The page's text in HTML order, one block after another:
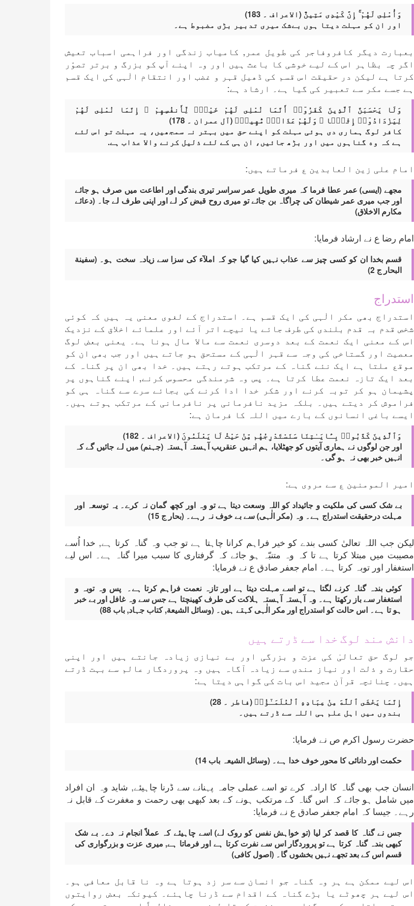
وَأُمْلِى لَهُمْ ۚ إِنَّ كَيْدِى مَتِينٌ (الاعراف ۔ 183)
اور ان کو مہلت دیتا ہوں بےشک میری تدبیر بڑی مضبوط ہے۔
بعبارت دیگر کافروفاجر کی طویل عمر, کامیاب زندگی اور فراہمی اسباب تعیش
اگر چہ بظاہر اس کے لیے خوشی کا باعث ہیں اور وہ اپنے آپ کو بزرگ و برتر تصوّر
کرتا ہے لیکن در حقیقت اس قسم کی ڈھیل قہر و غضب اور انتقام الٰہی کی ایک قسم
ہے جسے مکر سے تعبیر کی گیا ہے۔ ارشاد ہے:
وَلَا يَحْسَبَنَّ ٱلَّذِينَ كَفَرُوٓا۟ أَنَّمَا نُمْلِى لَهُمْ خَيْرٌۭ لِّأَنفُسِهِمْ ۚ إِنَّمَا نُمْلِى لَهُمْ
لِيَزْدَادُوٓا۟ إِثْمًۭا ۚ وَلَهُمْ عَذَابٌۭ مُّهِينٌۭ (آل عمران ۔ 178)
کافر لوگ ہماری دی ہوئی مہلت کو اپنے حق میں بہتر نہ سمجھیں، یہ مہلت تو اس لئے
ہے کہ وه گناہوں میں اور بڑھ جائیں، ان ہی کے لئے ذلیل کرنے واﻻ عذاب ہے.
امام علی زین العابدین ع فرماتے ہیں:
مجھے (ایسی) عمر عطا فرما کہ میری طویل عمر سراسر تیری بندگی اور اطاعت میں صرف ہو جائے
اور جب میری عمر شیطان کی چراگاہ بن جائے تو میری روح قبض کر لے اور اپنی طرف لے جا۔ (دعائے
مکارم الاخلاق)
امام رضا ع نے ارشاد فرمایا:
قسم بخدا ان کو کسی چیز سے عذاب نہیں کیا گیا جو کہ املآء کی سزا سے زیادہ سخت ہو۔ (سفینة
البحار ج 2)
استدراج
استدراج بھی مکر الٰہی کی ایک قسم ہے۔ استدراج کے لغوی معنی یہ ہیں کہ کوئی
شخص قدم بہ قدم بلندی کی طرف جائے یا نیچے اتر آئے اور علمائے اخلاق کے نزدیک
اس کے معنی ایک نعمت کے بعد دوسری نعمت سے مالا مال ہونا ہے۔ یعنی بعض لوگ
معصیت اور گستاخی کی وجہ سے قہر الٰہی کے مستحق ہو جاتے ہیں اور جب بھی ان کو
موقع ملتا ہے ایک نئے گناہ کے مرتکب ہوتے رہتے ہیں۔ خدا بھی ان پر گناہ کے
بعد ایک تازہ نعمت عطا کرتا ہے۔ پس وہ شرمندگی محسوس کرنے, اپنے گناہوں پر
پشیمان ہو کر توبہ کرنے اور شکر خدا ادا کرنے کی بجائے سرے سے گناہ ہی کو
فراموش کر دیتے ہیں۔ بلکہ مزید نافرمانی پر نافرمانی کے مرتکب ہوتے ہیں۔
ایسے باغی انسانوں کے بارے میں اللہ کا فرمان ہے:
وَٱلَّذِينَ كَذَّبُوا۟ بِـَٔايَـٰتِنَا سَنَسْتَدْرِجُهُم مِّنْ حَيْثُ لَا يَعْلَمُونَ (الاعراف ۔ 182)
اور جن لوگوں نے ہماری آیتوں کو جھٹلایا، ہم انہیں عنقریب آہستہ آہستہ (جہنم) میں لے جائیں گے کہ
انہیں خبر بھی نہ ہو گی۔
امیر المومنین ع سے مروی ہے:
بے شک کسی کی ملکیت و جائیداد کو اللہ وسعت دیتا ہے تو وہ اور کچھ گمان نہ کرے۔ یہ توسعہ اور
مہلت درحقیقت استدراج ہے۔ وہ (مکر الٰہی) سے بے خوف نہ رہے۔ (بحار ج 15)
لیکن جب اللہ تعالیٰ کسی بندے کو خیر فراہم کرانا چاہتا ہے تو جب وہ گناہ کرتا ہے, خدا اُسے
مصیبت میں مبتلا کرتا ہے تا کہ وہ متنبّہ ہو جائے کہ گرفتاری کا سبب میرا گناہ ہے۔ اس لیے
استغفار اور توبہ کرتا ہے۔ امام جعفر صادق ع نے فرمایا:
کوئی بندہ گناہ کرنے لگتا ہے تو اسے مہلت دیتا ہے اور تازہ نعمت فراہم کرتا ہے۔ پس وہ توبہ و
استغفار سے باز رکھتا ہے۔ وہ آہستہ آہستہ ہلاکت کی طرف کھینچتا ہے جس سے وہ غافل اور بے خبر
ہو تا ہے۔ اس حالت کو استدراج اور مکر الٰہی کہتے ہیں۔ (وسائل الشیعة, کتاب جہاد, باب 88)
دانش مند لوگ خدا سے ڈرتے ہیں
جو لوگ حق تعالیٰ کی عزت و بزرگی اور بے نیازی زیادہ جانتے ہیں اور اپنی
حقارت و ذلت اور نیاز مندی سے زیادہ آگاہ ہیں وہ پروردگار عالم سے بہت ڈرتے
ہیں۔ چنانچہ قرآن مجید اس بات کی گواہی دیتا ہے:
إِنَّمَا يَخْشَى ٱللَّهَ مِنْ عِبَادِهِ ٱلْعُلَمَـٰٓؤُا۟ (فاطر ۔ 28)
بندوں میں اہل علم ہی اللہ سے ڈرتے ہیں۔
حضرت رسول اکرم ص نے فرمایا:
حکمت اور دانائی کا محور خوف خدا ہے۔ (وسائل الشیعہ باب 14)
انسان جب بھی گناہ کا ارادہ کرے تو اسے عملی جامہ پہنانے سے ڈرنا چاہیئے, شاید وہ ان افراد
میں شامل ہو جائے کہ اس گناہ کے مرتکب ہونے کے بعد کبھی بھی رحمت و مغفرت کے قابل نہ
رہے۔ جیسا کہ امام جعفر صادق ع نے فرمایا:
جس نے گناہ کا قصد کر لیا (تو خواہش نفس کو روک لے) اسے چاہیئے کہ عملاً انجام نہ دے۔ بے شک
کبھی بندہ گناہ کرتا ہے تو پروردگار اس سے نفرت کرتا ہے اور فرماتا ہے, میری عزت و بزرگواری کی
قسم اس کے بعد تجھے نہیں بخشوں گا۔ (اصول کافی)
اس لیے ممکن ہے ہر وہ گناہ جو انسان سے سر زد ہوتا ہے وہ نا قابل معافی ہو۔
اس لیے ہر چھوٹے یا بڑے گناہ کے اقدام سے ڈرنا چاہئے۔ کیونکہ بعض روایتوں